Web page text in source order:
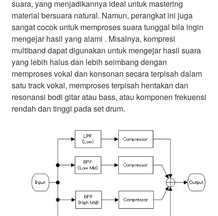
suara, yang menjadikannya ideal untuk mastering
material bersuara natural. Namun, perangkat ini juga
sangat cocok untuk memproses suara tunggal bila ingin
mengejar hasil yang alami . Misalnya, kompresi
multiband dapat digunakan untuk mengejar hasil suara
yang lebih halus dan lebih seimbang dengan
memproses vokal dan konsonan secara terpisah dalam
satu track vokal, memproses terpisah hentakan dan
resonansi bodi gitar atau bass, atau komponen frekuensi
rendah dan tinggi pada set drum.